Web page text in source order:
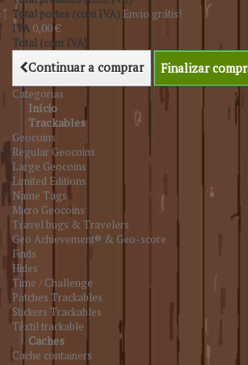
Total portes (com IVA) Envio grátis!
IVA 0,00 €
Total (com IVA)
Continuar a comprar Finalizar
Categorias
Início
Trackables
Geocoins
Regular Geocoins
Large Geocoins
Limited Editions
Name Tags
Micro Geocoins
Travel bugs & Travelers
Geo Achievement® & Geo-score
Finds
Hides
Time / Challenge
Patches Trackables
Stickers Trackables
Têxtil trackable
Caches
Cache containers